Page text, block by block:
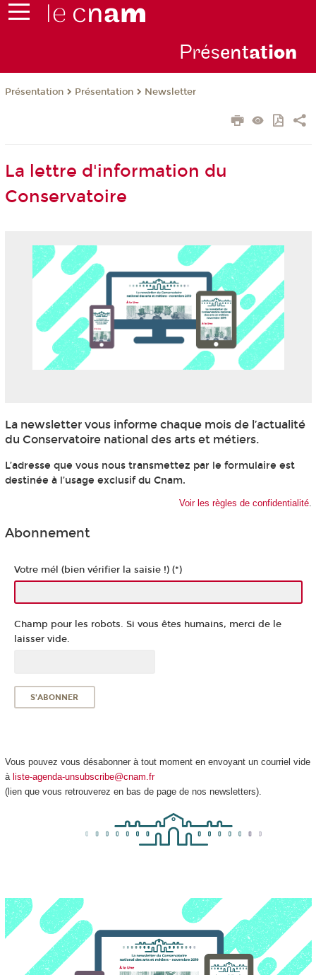
Présentation
Présentation Présentation Newsletter
La lettre d'information du
Conservatoire
La newsletter vous informe chaque mois de l’actualité
du Conservatoire national des arts et métiers.
L’adresse que vous nous transmettez par le formulaire est
destinée à l’usage exclusif du Cnam.
Voir les règles de confidentialité.
Abonnement
Votre mél (bien vérifier la saisie !) (*)
Champ pour les robots. Si vous êtes humains, merci de le
laisser vide.
Vous pouvez vous désabonner à tout moment en envoyant un courriel vide
à liste-agenda-unsubscribe@cnam.fr
(lien que vous retrouverez en bas de page de nos newsletters).